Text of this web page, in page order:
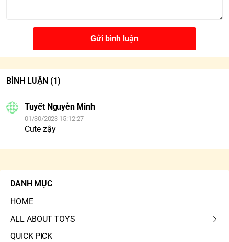
Gửi bình luận
BÌNH LUẬN (1)
Tuyết Nguyễn Minh
01/30/2023 15:12:27
Cute zậy
DANH MỤC
HOME
ALL ABOUT TOYS
QUICK PICK